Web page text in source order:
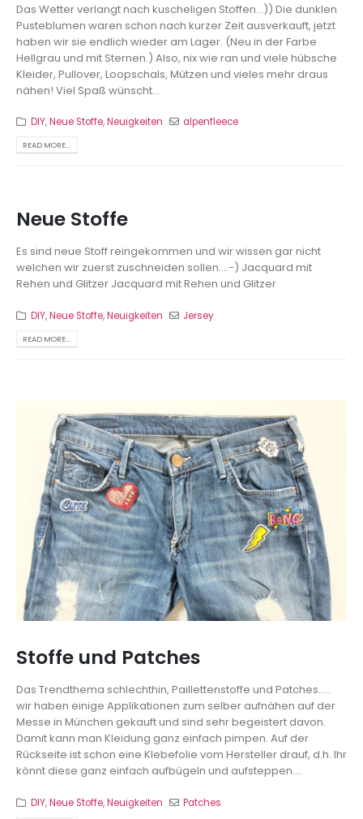
Das Wetter verlangt nach kuscheligen Stoffen...)) Die dunklen
Pusteblumen waren schon nach kurzer Zeit ausverkauft, jetzt
haben wir sie endlich wieder am Lager. (Neu in der Farbe
Hellgrau und mit Sternen.) Also, nix wie ran und viele hübsche
Kleider, Pullover, Loopschals, Mützen und vieles mehr draus
nähen! Viel Spaß wünscht...
DIY,Neue Stoffe,Neuigkeiten alpenfleece
READ MORE...
Neue Stoffe
Es sind neue Stoff reingekommen und wir wissen gar nicht
welchen wir zuerst zuschneiden sollen....-) Jacquard mit
Rehen und Glitzer Jacquard mit Rehen und Glitzer
DIY,Neue Stoffe,Neuigkeiten Jersey
READ MORE...
Stoffe und Patches
Das Trendthema schlechthin, Paillettenstoffe und Patches.....
wir haben einige Applikationen zum selber aufnähen auf der
Messe in München gekauft und sind sehr begeistert davon.
Damit kann man Kleidung ganz einfach pimpen. Auf der
Rückseite ist schon eine Klebefolie vom Hersteller drauf, d.h. Ihr
könnt diese ganz einfach aufbügeln und aufsteppen....
DIY,Neue Stoffe,Neuigkeiten Patches